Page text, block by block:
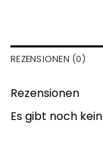
REZENSIONEN (0)
Rezensionen
Es gibt noch